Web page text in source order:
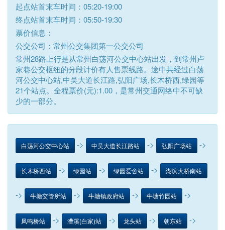
起点站首末车时间：05:20-19:00
终点站首末车时间：05:50-19:30
票价信息：
公交公司：常州公交集团第一公交公司
常州28路上行是从常州白荡河公交中心站出发，到常州卢
家巷公交枢纽的分段计价有人售票线路。途中共经过白荡
河公交中心站,中吴大道长江路,弘阳广场,长木桥西,绿园等
21个站点。全程票价(元):1.00，是常州交通网络中不可缺
少的一部分。
白荡河公交中心站 -> 中吴大道长江路站 -> 弘阳广场站 ->
长木桥西站 -> 绿园站 -> 绿园爱舍站 -> 湖滨大桥南站
-> 牛塘交管所站 -> 牛塘镇政府站 -> 牛塘竹园站 ->
凤鸣桥站 -> 漕溪(白家)站 -> 龙头站 -> 朝东站 ->